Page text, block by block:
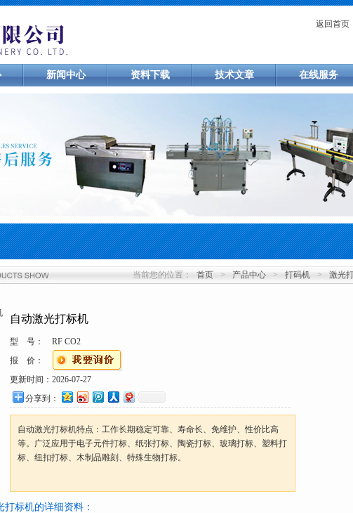
返回首页
新闻中心 资料下载 技术文章 在线服务
当前您的位置： 首页 > 产品中心 > 打码机 > 激光
自动激光打标机
型 号：
RF CO2
报 价：
更新时间： 2026-07-27
分享到：
自动激光打标机特点：工作长期稳定可靠、寿命长、免维护、性价比高
等。广泛应用于电子元件打标、纸张打标、陶瓷打标、玻璃打标、塑料打
标、纽扣打标、木制品雕刻、特殊生物打标。
打标机的详细资料：